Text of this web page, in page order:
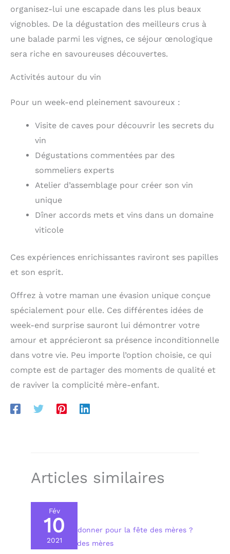
organisez-lui une escapade dans les plus beaux
vignobles. De la dégustation des meilleurs crus à
une balade parmi les vignes, ce séjour œnologique
sera riche en savoureuses découvertes.
Activités autour du vin
Pour un week-end pleinement savoureux :
Visite de caves pour découvrir les secrets du
vin
Dégustations commentées par des
sommeliers experts
Atelier d’assemblage pour créer son vin
unique
Dîner accords mets et vins dans un domaine
viticole
Ces expériences enrichissantes raviront ses papilles
et son esprit.
Offrez à votre maman une évasion unique conçue
spécialement pour elle. Ces différentes idées de
week-end surprise sauront lui démontrer votre
amour et apprécieront sa présence inconditionnelle
dans votre vie. Peu importe l’option choisie, ce qui
compte est de partager des moments de qualité et
de raviver la complicité mère-enfant.
Articles similaires
Fév
10
2021
Quel cadeau donner pour la fête des mères ?
Cadeau fête des mères